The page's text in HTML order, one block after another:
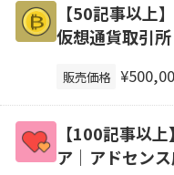
【50記事以上
仮想通貨取引
販売価格
【100記事以
ア｜アドセン